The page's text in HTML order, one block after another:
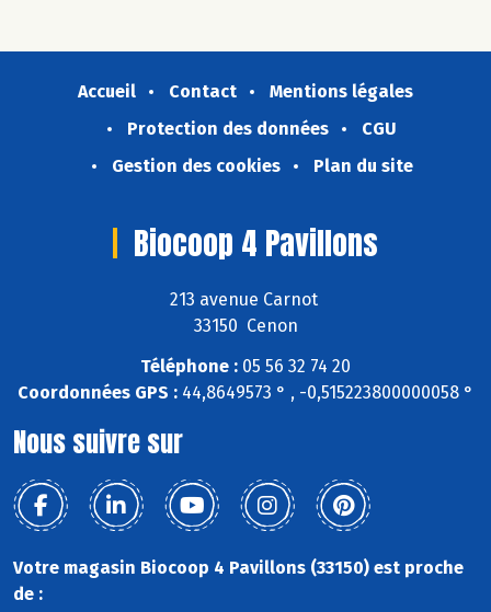
Accueil Contact
Mentions légales
Protection des données
CGU
Gestion des cookies
Plan du site
Biocoop 4 Pavillons
213 avenue Carnot
33150 Cenon
Téléphone : 05 56 32 74 20
Coordonnées GPS : 44,8649573 ° , -0,515223800000058 °
Nous suivre sur
Votre magasin Biocoop 4 Pavillons (33150) est proche
de :